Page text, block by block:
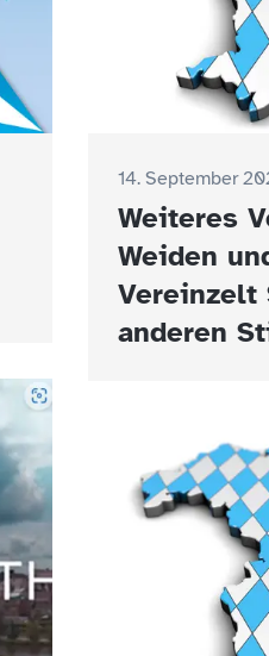
14. September
Weiteres
Weiden
Vereinzelt
anderen